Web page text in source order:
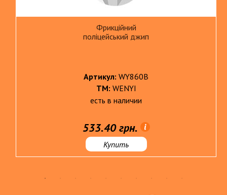
Фрикційний
поліцейський джип
Артикул: WY860B
ТМ: WENYI
есть в наличии
533.40 грн.
Купить